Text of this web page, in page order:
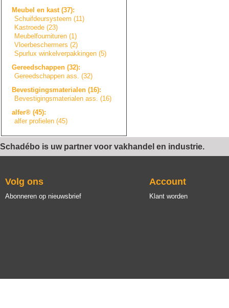
Meubel en kast (37):
Schuifdeursysteem (11)
Kastroede (23)
Meubelfournituren (1)
Vloerbeschermers (2)
Spurlux winkelverpakkingen (5)
Gereedschappen (32):
Gereedschappen ass. (32)
Bevestigingsmaterial en (16):
Bevestigingsmaterialen ass. (16)
alfer® (45):
alfer profielen (45)
Schadébo is uw partner voor vakhandel en industrie.
Volg ons
Abonneren op nieuwsbrief
Account
Klant worden